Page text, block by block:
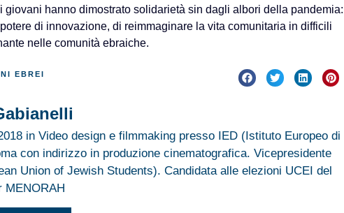
giovani hanno dimostrato solidarietà sin dagli albori della pandemia:
di innovazione, di reimmaginare la vita comunitaria in difficili
nelle comunità ebraiche.
EBREI
in Video design e filmmaking presso IED (Istituto Europeo di
con indirizzo in produzione cinematografica. Vicepresidente
Union of Jewish Students). Candidata alle elezioni UCEI del
MENORAH